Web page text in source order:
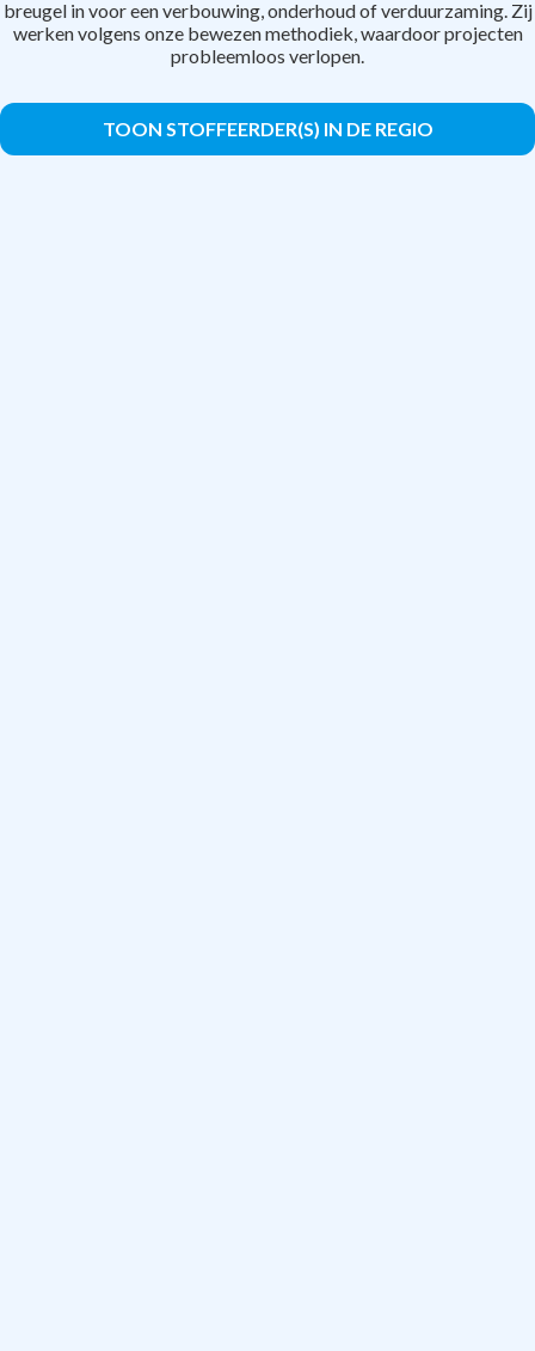
breugel in voor een verbouwing, onderhoud of verduurzaming. Zij
werken volgens onze bewezen methodiek, waardoor projecten
probleemloos verlopen.
TOON STOFFEERDER(S) IN DE REGIO